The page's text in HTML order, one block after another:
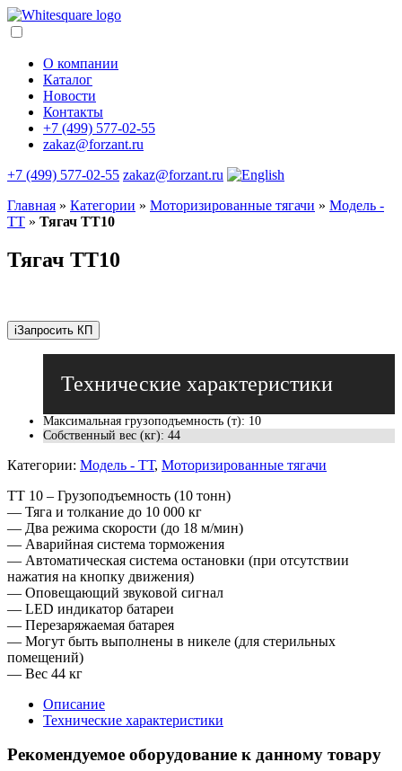
О компании
Каталог
Новости
Контакты
+7 (499) 577-02-55
zakaz@forzant.ru
+7 (499) 577-02-55 zakaz@forzant.ru
Главная » Категории » Моторизированные тягачи » Модель -
ТТ » Тягач TT10
Тягач TT10
iЗапросить КП
Максимальная грузоподъемность (т): 10
Собственный вес (кг): 44
Категории: Модель - ТТ, Моторизированные тягачи
ТТ 10 – Грузоподъемность (10 тонн)
— Тяга и толкание до 10 000 кг
— Два режима скорости (до 18 м/мин)
— Аварийная система торможения
— Автоматическая система остановки (при отсутствии
нажатия на кнопку движения)
— Оповещающий звуковой сигнал
— LED индикатор батареи
— Перезаряжаемая батарея
— Могут быть выполнены в никеле (для стерильных
помещений)
— Вес 44 кг
Описание
Технические характеристики
Рекомендуемое оборудование к данному товару